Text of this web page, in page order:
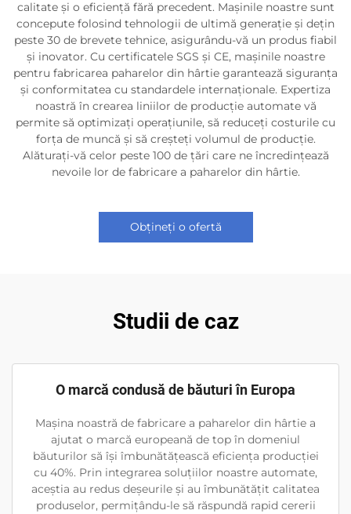
calitate și o eficiență fără precedent. Mașinile noastre sunt
concepute folosind tehnologii de ultimă generație și dețin
peste 30 de brevete tehnice, asigurându-vă un produs fiabil
și inovator. Cu certificatele SGS și CE, mașinile noastre
pentru fabricarea paharelor din hârtie garantează siguranța
și conformitatea cu standardele internaționale. Expertiza
noastră în crearea liniilor de producție automate vă
permite să optimizați operațiunile, să reduceți costurile cu
forța de muncă și să creșteți volumul de producție.
Alăturați-vă celor peste 100 de țări care ne încredințează
nevoile lor de fabricare a paharelor din hârtie.
Obțineți o ofertă
Studii de caz
O marcă condusă de băuturi în Europa
Mașina noastră de fabricare a paharelor din hârtie a
ajutat o marcă europeană de top în domeniul
băuturilor să își îmbunătățească eficiența producției
cu 40%. Prin integrarea soluțiilor noastre automate,
aceștia au redus deșeurile și au îmbunătățit calitatea
produselor, permițându-le să răspundă rapid cererii